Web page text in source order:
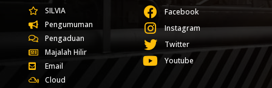
SILVIA
Pengumuman
Pengaduan
Majalah Hilir
Email
Cloud
Facebook
Instagram
Twitter
Youtube